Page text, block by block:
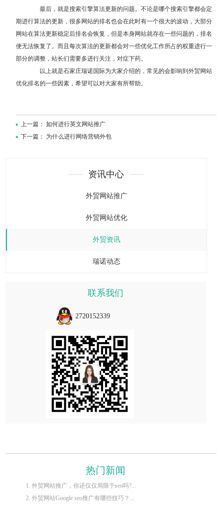
最后，就是搜索引擎算法更新的问题。不论是哪个搜索引擎都会定
期进行算法的更新，很多网站的排名也会在此时有一个很大的波动，大部分
网站在算法更新稳定后排名会恢复，但是本身网站就存在一些问题的，排名
便无法恢复了。而且每次算法的更新都会对一些优化工作所占的权重进行一
部分的调整，站长们需要多进行关注，对症下药。
以上就是石家庄瑞诺国际为大家介绍的，常见的会影响到外贸网站
优化排名的一些因素，希望可以对大家有所帮助。
上一篇：如何进行英文网站推广
下一篇： 为什么进行网络营销外包
资讯中心
外贸网站推广
外贸网站优化
外贸资讯
瑞诺动态
联系我们
2720152339
热门新闻
1. 外贸网站推广，你还仅仅局限于seo吗?...
2. 外贸网站Google seo推广有哪些技巧？...